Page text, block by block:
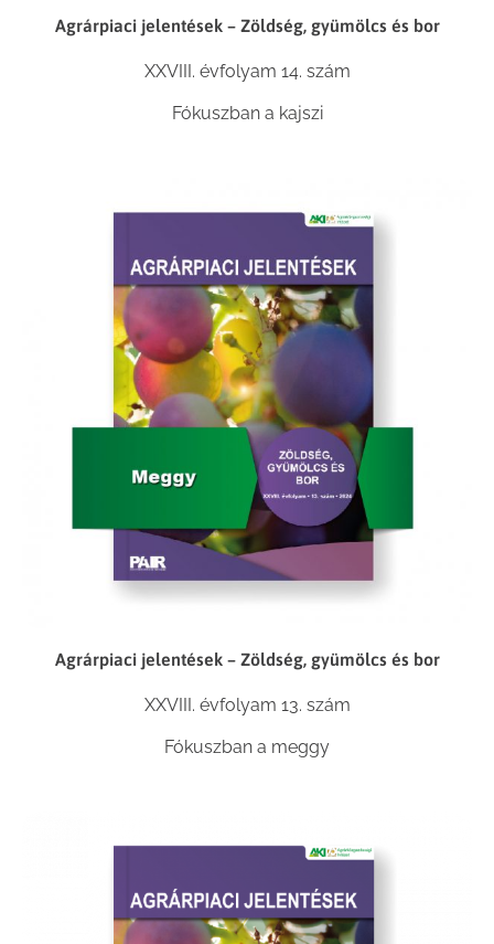
Agrárpiaci jelentések – Zöldség, gyümölcs és bor
XXVIII. évfolyam 14. szám
Fókuszban a kajszi
Agrárpiaci jelentések – Zöldség, gyümölcs és bor
XXVIII. évfolyam 13. szám
Fókuszban a meggy